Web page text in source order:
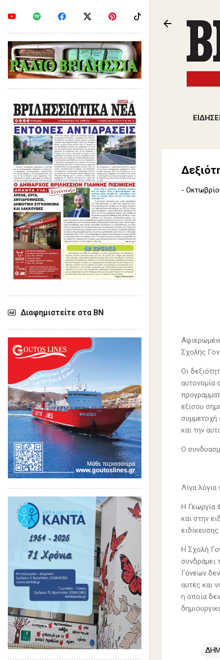
-
Σχολής
Οι
αυτονομία
εξίσου
συμμετοχή
και την
Ο
Λίγα λόγια
Η Γεωργία
και στην
Η Σχολή
συνδράμει
Γονέων
αυτές και
η οποία
Διαφημιστείτε στα ΒΝ